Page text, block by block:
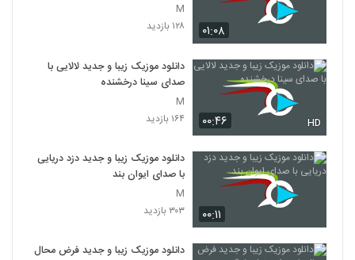
۰۱:۰۸
M
۱۲۸ بازدید
۰۰:۴۶ HD
دانلود موزیک زیبا و جدید لالایی با
صدای سینا درخشنده
M
۱۶۴ بازدید
۰۰:۱۱
دانلود موزیک زیبا و جدید دزد دریایی
با صدای ایوان بند
M
۳۰۳ بازدید
دانلود موزیک زیبا و جدید فرض محال